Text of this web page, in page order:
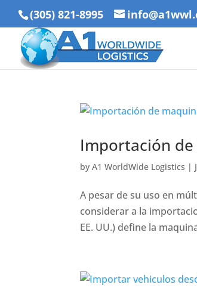
(305) 821-8995
Importación
byA1 WorldWide Logistics |
A pesar de su uso en
considerar a la
EE. UU.) define la